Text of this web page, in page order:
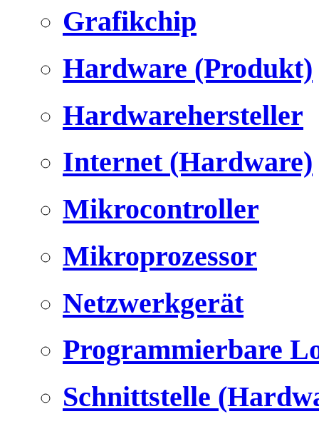
Grafikchip
Hardware (Produkt)
Hardwarehersteller
Internet (Hardware)
Mikrocontroller
Mikroprozessor
Netzwerkgerät
Programmierbare
Schnittstelle